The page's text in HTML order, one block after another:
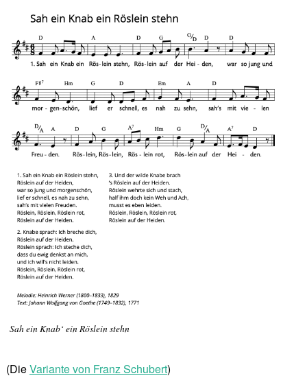
Sah ein Knab‘ ein Röslein stehn
(DieVariante von Franz Schubert)